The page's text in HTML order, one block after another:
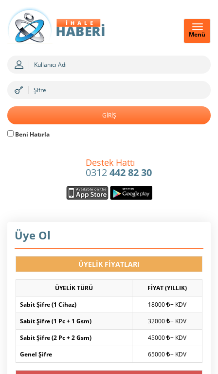
Menü
Beni Hatırla
Destek Hattı
0312442 82 30
Üye Ol
ÜYELİK FİYATLARI
ÜYELİK TÜRÜ
FİYAT (YILLIK)
Sabit Şifre (1 Cihaz)
18000 + KDV
Sabit Şifre (1 Pc + 1 Gsm)
32000 + KDV
Sabit Şifre (2 Pc + 2 Gsm)
45000 + KDV
Genel Şifre
65000 + KDV